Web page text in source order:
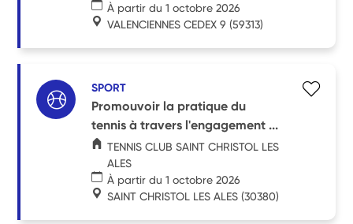
À partir du 1 octobre 2026
VALENCIENNES CEDEX 9 (59313)
SPORT
Promouvoir la pratique du
tennis à travers l'engagement ...
TENNIS CLUB SAINT CHRISTOL LES
ALES
À partir du 1 octobre 2026
SAINT CHRISTOL LES ALES (30380)